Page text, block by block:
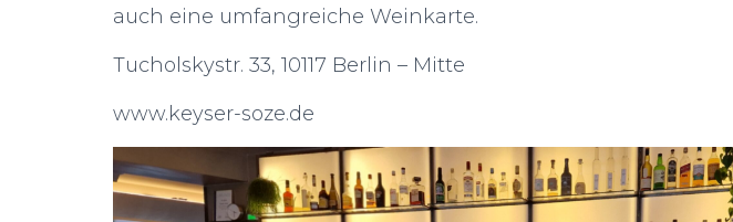
auch eine umfangreiche Weinkarte.
Tucholskystr. 33, 10117 Berlin – Mitte
www.keyser-soze.de